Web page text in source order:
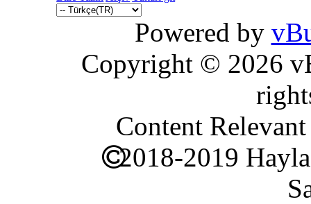
Powered by
Copyright © 2026
Content
2018-2019